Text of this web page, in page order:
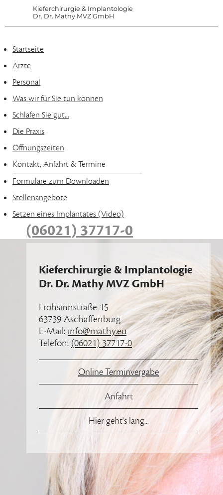
Kieferchirurgie & Implantologie
Dr. Dr. Mathy MVZ GmbH
Startseite
Ärzte
Personal
Was wir für Sie tun können
Schlafen Sie gut...
Die Praxis
Öffnungszeiten
Kontakt, Anfahrt & Termine
Formulare zum Downloaden
Stellenangebote
Setzen eines Implantates (Video)
(06021) 37717-0
Kieferchirurgie & Implantologie
Dr. Dr. Mathy MVZ GmbH
Frohsinnstraße 15
63739 Aschaffenburg
E-Mail: info@mathy.eu
Telefon: (06021) 37717-0
Online Terminvergabe
Anfahrt
Hier geht's lang...